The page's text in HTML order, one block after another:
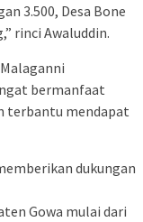
3.500, Desa Bone
rinci Awaluddin.
bermanfaat
terbantu mendapat
dukungan
Gowa mulai dari